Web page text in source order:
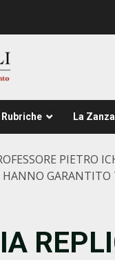
Rubriche La
PIETRO